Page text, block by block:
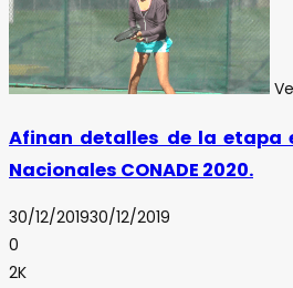
Afinan detalles de la etapa
Nacionales CONADE 2020.
30/12/201930/12/2019
0
2K